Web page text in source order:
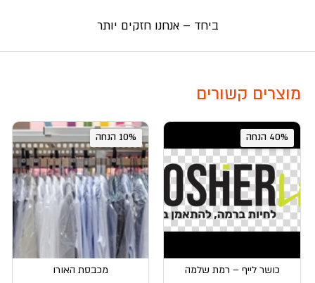
ביחד – אנחנו חזקים יותר
מוצרים קשורים
40% הנחה
כושר לייף – רמת שלמה
10% הנחה
מכבסת האורו